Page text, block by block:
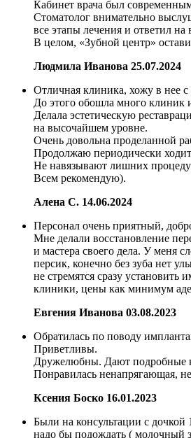
Кабинет врача был
Стоматолог внимательно
все этапы лечения и ответил
В целом, «Зубной центр»
Людмила Иванова 25.07.2024
Отличная клиника, хожу в нее с
До этого обошла много клиник
Делала эстетическую
на высочайшем уровне.
Очень довольна проделанной
Продолжаю периодически
Не навязывают лишних
Всем рекомендую).
Алена С. 14.06.2024
Персонал очень приятный,
Мне делали восстановление
и мастера своего дела. У меня
персик, конечно без зуба нет
не стремятся сразу
клиники, цены как минимум
Евгения Иванова 03.08.2023
Обратилась по поводу
Приветливы.
Дружелюбны. Дают подробные
Понравилась ненапрягающая,
Ксения Боско 16.01.2023
Были на консультации с дочкой
надо бы подождать ( молочный